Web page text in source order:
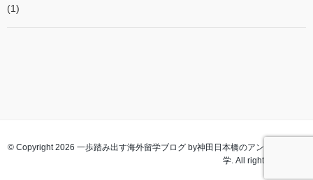
(1)
© Copyright 2026 一歩踏み出す海外留学ブログ by神田日本橋のアンジェラス留
学. All rights reserved.